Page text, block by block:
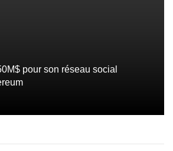
pour son réseau social